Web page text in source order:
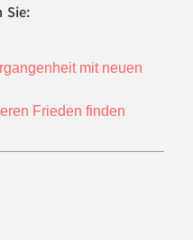
Sie:
mit neuen
Frieden finden